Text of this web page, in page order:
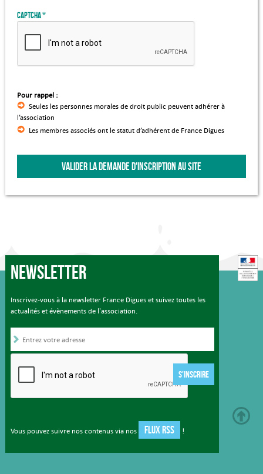
Captcha
Pour rappel :
Seules les personnes morales de droit public peuvent adhérer à
l’association
Les membres associés ont le statut d’adhérent de France Digues
VALIDER LA DEMANDE D'INSCRIPTION AU SITE
Newsletter
Inscrivez-vous à la newsletter France Digues et suivez toutes les
actualités et évènements de l'association.
S'INSCRIRE
Vous pouvez suivre nos contenus via nos FLUX RSS !